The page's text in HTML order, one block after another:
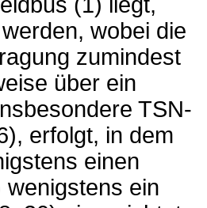
wobei die
zumindest
über ein
TSN-
erfolgt, in dem
einen
wenigstens ein